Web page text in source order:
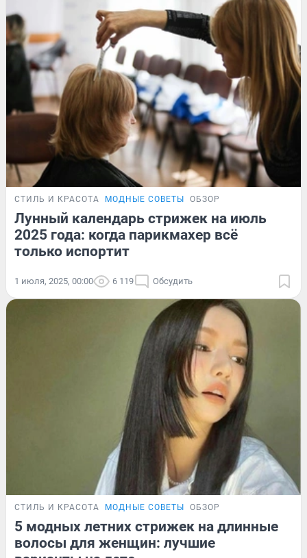
СТИЛЬ И КРАСОТА МОДНЫЕ СОВЕТЫ ОБЗОР
Лунный календарь стрижек на июль
2025 года: когда парикмахер всё
только испортит
1 июля, 2025, 00:00 6 119 Обсудить
СТИЛЬ И КРАСОТА МОДНЫЕ СОВЕТЫ ОБЗОР
5 модных летних стрижек на длинные
волосы для женщин: лучшие